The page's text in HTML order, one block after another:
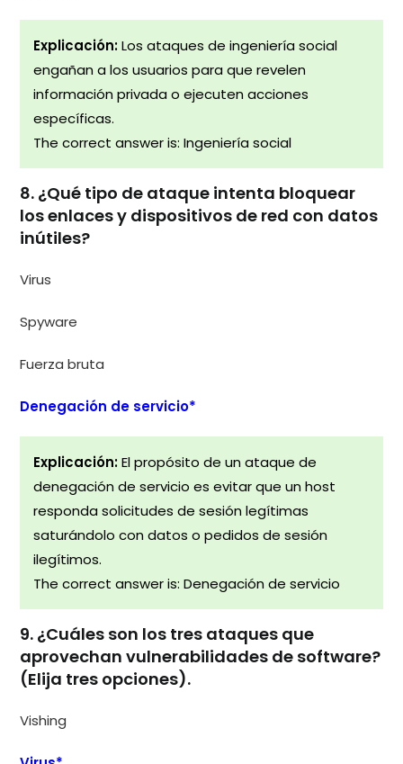
Explicación:Los ataques de ingeniería social
engañan a los usuarios para que revelen
información privada o ejecuten acciones
específicas.
The correct answer is: Ingeniería social
8. ¿Qué tipo de ataque intenta bloquear
los enlaces y dispositivos de red con datos
inútiles?
Virus
Spyware
Fuerza bruta
Denegación de servicio*
Explicación:El propósito de un ataque de
denegación de servicio es evitar que un host
responda solicitudes de sesión legítimas
saturándolo con datos o pedidos de sesión
ilegítimos.
The correct answer is: Denegación de servicio
9. ¿Cuáles son los tres ataques que
aprovechan vulnerabilidades de software?
(Elija tres opciones).
Vishing